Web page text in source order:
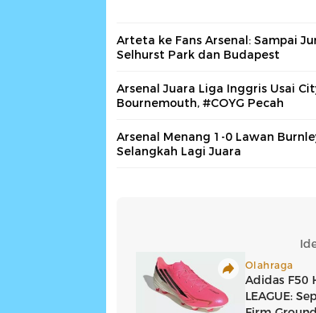
Arteta ke Fans Arsenal: Sampai
Selhurst Park dan Budapest
Arsenal Juara Liga Inggris Usai
Bournemouth, #COYG Pecah
Arsenal Menang 1-0 Lawan
Selangkah Lagi Juara